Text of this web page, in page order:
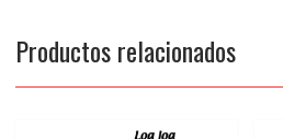
Productos relacionados